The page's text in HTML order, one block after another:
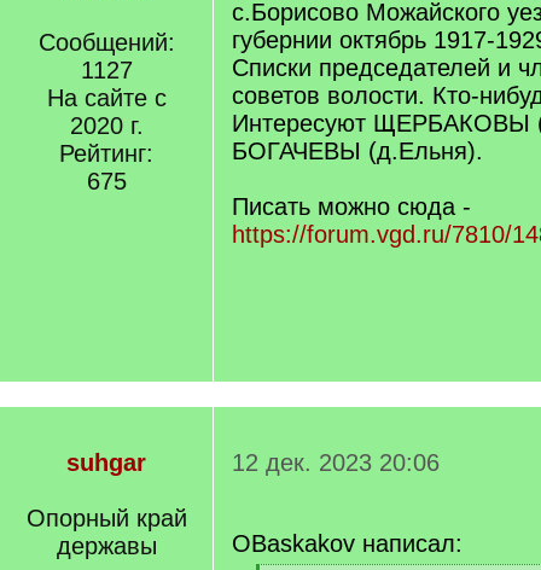
Сообщений:
1127
На сайте с
2020 г.
Рейтинг:
675
с.Борисово Можайского
губернии октябрь 1917-
Списки председателей и
советов волости. Кто-
Интересуют ЩЕРБАКОВЫ
БОГАЧЕВЫ (д.Ельня).
Писать можно сюда -
https://forum.vgd.ru/7810/
suhgar
Опорный край
державы
12 дек. 2023 20:06
OBaskakov написал: